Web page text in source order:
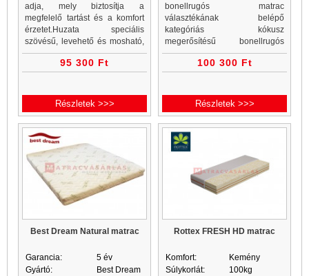
adja, mely biztosítja a
megfelelő tartást és a komfort
érzetet.Huzata speciális
szövésű, levehető és mosható,
így könnyű akarbantartása.A
vákuumcsomagolásnak
95 300 Ft
Részletek >>>
bonellrugós matrac
választékának belépő
kategóriás kókusz
megerősítésű bonellrugós
terméke. Rottex BK bonellrugós
matracok enyhén feszes
100 300 Ft
Részletek >>>
Best Dream Natural matrac
Garancia:
5 év
Gyártó:
Best Dream
Rottex FRESH HD matrac
Komfort:
Kemény
Súlykorlát:
100kg